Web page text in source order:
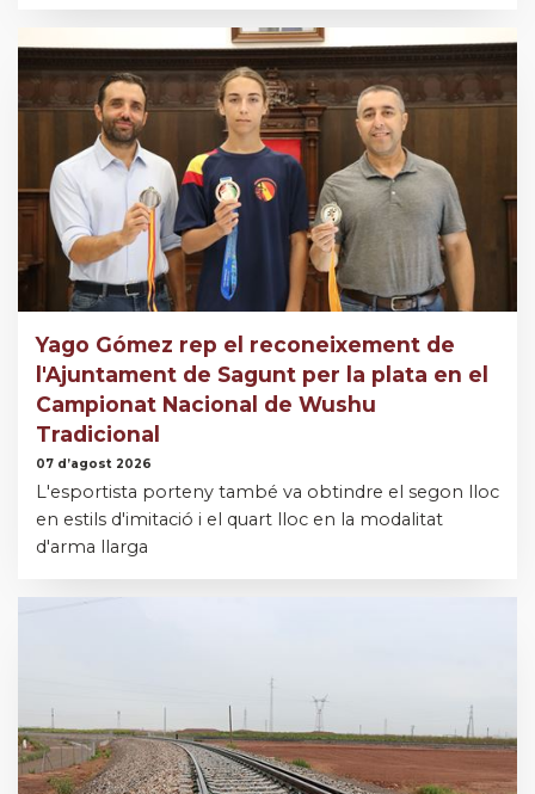
Yago Gómez rep el reconeixement de
l'Ajuntament de Sagunt per la plata en el
Campionat Nacional de Wushu
Tradicional
07 d’agost 2026
L'esportista porteny també va obtindre el segon lloc
en estils d'imitació i el quart lloc en la modalitat
d'arma llarga